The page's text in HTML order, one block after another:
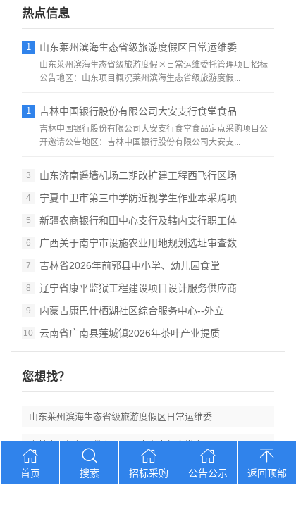
热点信息
1 山东莱州滨海生态省级旅游度假区日常运维委
山东莱州滨海生态省级旅游度假区日常运维委托管理项目招标
公告地区：山东项目概况莱州滨海生态省级旅游度假...
1 吉林中国银行股份有限公司大安支行食堂食品
吉林中国银行股份有限公司大安支行食堂食品定点采购项目公
开邀请公告地区：吉林中国银行股份有限公司大安支...
3 山东济南遥墙机场二期改扩建工程西飞行区场
4 宁夏中卫市第三中学防近视学生作业本采购项
5 新疆农商银行和田中心支行及辖内支行职工体
6 广西关于南宁市设施农业用地规划选址审查数
7 吉林省2026年前郭县中小学、幼儿园食堂
8 辽宁省康平监狱工程建设项目设计服务供应商
9 内蒙古康巴什栖湖社区综合服务中心--外立
10 云南省广南县莲城镇2026年茶叶产业提质
您想找？
山东莱州滨海生态省级旅游度假区日常运维委
吉林中国银行股份有限公司大安支行食堂食品
山东济南遥墙机场二期改扩建工程西飞行区场
首页 搜索 招标采购 公告公示 返回顶部